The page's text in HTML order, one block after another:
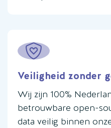
Veiligheid zonder
Wij zijn 100%
betrouwbare open-
data veilig binnen